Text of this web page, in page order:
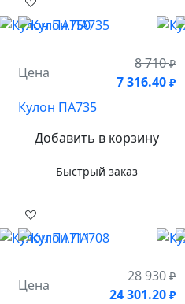
Цена
8 710₽
7 316.40 ₽
Кулон ПА735
Добавить в корзину
Быстрый заказ
Цена
28 930₽
24 301.20 ₽